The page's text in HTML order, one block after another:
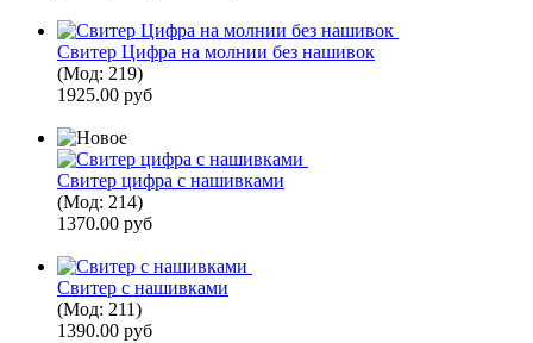
Свитер Цифра на молнии без нашивок
(Мод: 219)
1925.00 руб
Свитер цифра с нашивками
(Мод: 214)
1370.00 руб
Свитер с нашивками
(Мод: 211)
1390.00 руб